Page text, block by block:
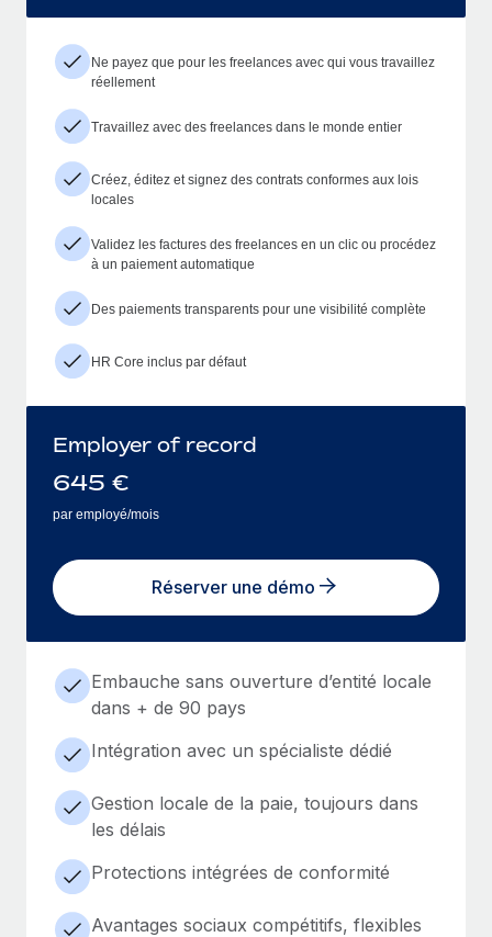
Ne payez que pour les freelances avec qui vous travaillez
réellement
Travaillez avec des freelances dans le monde entier
Créez, éditez et signez des contrats conformes aux lois
locales
Validez les factures des freelances en un clic ou procédez
à un paiement automatique
Des paiements transparents pour une visibilité complète
HR Core inclus par défaut
Employer of record
645 €
par employé/mois
Réserver une démo
Embauche sans ouverture d’entité locale
dans + de 90 pays
Intégration avec un spécialiste dédié
Gestion locale de la paie, toujours dans
les délais
Protections intégrées de conformité
Avantages sociaux compétitifs, flexibles